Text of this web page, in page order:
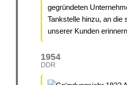
gegründeten
Tankstelle hinzu, an die
unserer Kunden
1954
DDR